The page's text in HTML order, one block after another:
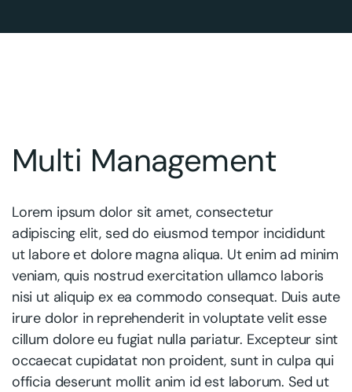
Multi Management
Lorem ipsum dolor sit amet, consectetur
adipiscing elit, sed do eiusmod tempor incididunt
ut labore et dolore magna aliqua. Ut enim ad minim
veniam, quis nostrud exercitation ullamco laboris
nisi ut aliquip ex ea commodo consequat. Duis aute
irure dolor in reprehenderit in voluptate velit esse
cillum dolore eu fugiat nulla pariatur. Excepteur sint
occaecat cupidatat non proident, sunt in culpa qui
officia deserunt mollit anim id est laborum. Sed ut